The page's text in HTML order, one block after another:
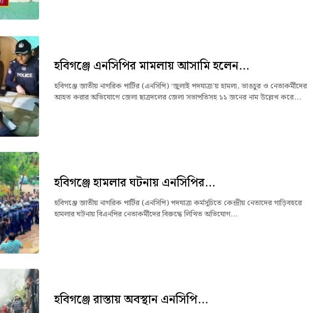
হবিগঞ্জে এনসিপির মামলায় আসামি হলেন...
হবিগঞ্জে জাতীয় নাগরিক পার্টির (এনসিপি) ‘জুলাই পদযাত্রা’য় হামলা, ভাঙচুর ও নেতাকর্মীদের
আহত করার অভিযোগে জেলা ছাত্রদলের জেলা সভাপতিসহ ১১ জনের নাম উল্লেখ করে...
হবিগঞ্জে হামলার ঘটনায় এনসিপির...
হবিগঞ্জে জাতীয় নাগরিক পার্টির (এনসিপি) পদযাত্রা কর্মসূচিতে কেন্দ্রীয় নেতাদের গাড়িবহরে
হামলার ঘটনায় বিএনপির নেতাকর্মীদের বিরুদ্ধে লিখিত অভিযোগ...
হবিগঞ্জে রাস্তায় অবস্থান এনসিপি...